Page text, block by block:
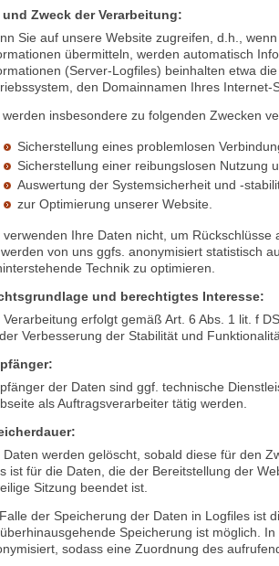
können sich jederzeit mit einer Beschwerde an
Aufsichtsbehörde des Bundeslands
Stelle zuständige Behörde.
Liste der Aufsichtsbehörden (für den
www.bfdi.bund.de/DE/Service/Anschriften/
allgemeiner Informationen beim
und Zweck der Verarbeitung:
Sie auf unsere Website zugreifen, d.h.,
übermitteln, werden automatisch
(Server-Logfiles) beinhalten etwa
werden insbesondere zu folgenden Zwecken
Sicherstellung eines problemlosen
Sicherstellung einer reibungslosen Nutzung
Auswertung der Systemsicherheit und -
zur Optimierung unserer Website.
verwenden Ihre Daten nicht, um Rückschlüsse
von uns ggfs. anonymisiert statistisch
Technik zu optimieren.
und berechtigtes Interesse:
Verarbeitung erfolgt gemäß Art. 6 Abs. 1 lit. f
Verbesserung der Stabilität und
der Daten sind ggf. technische
als Auftragsverarbeiter tätig werden.